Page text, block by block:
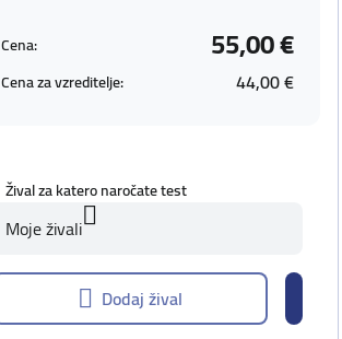
Cena: 55,00 €
Cena za vzreditelje: 44,00 €
Žival za katero naročate test
Moje živali
Dodaj žival